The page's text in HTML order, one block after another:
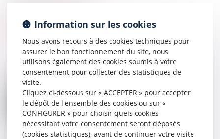
Violence à l’égard des femmes en France : renforcer
la protection et mieux lutter contre les violences
sexuelles
26SEPT.
Information sur les cookies
Nous avons recours à des cookies techniques pour
assurer le bon fonctionnement du site, nous
utilisons également des cookies soumis à votre
consentement pour collecter des statistiques de
visite.
Cliquez ci-dessous sur « ACCEPTER » pour accepter
le dépôt de l'ensemble des cookies ou sur «
CONFIGURER » pour choisir quels cookies
nécessitant votre consentement seront déposés
(cookies statistiques), avant de continuer votre visite